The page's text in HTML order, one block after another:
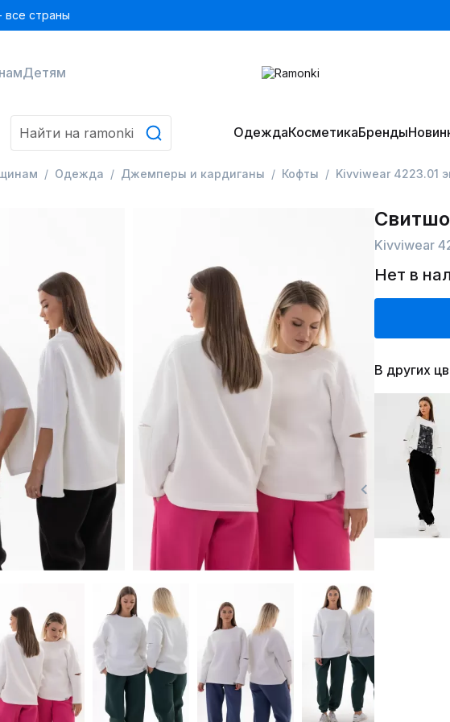
все страны
Детям
ОдеждаКосметикаБренды
Одежда Джемперы и кардиганы Кофты Kivviwear 4223.01
Kivviwear
Нет в
В других